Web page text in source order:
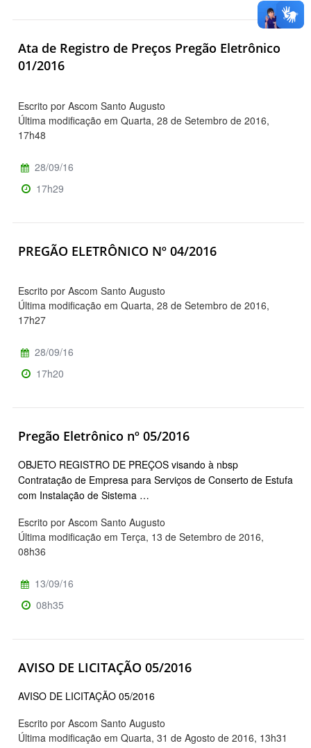
Ata de Registro de Preços Pregão Eletrônico
01/2016
Escrito por Ascom Santo Augusto
Última modificação em Quarta, 28 de Setembro de 2016,
17h48
28/09/16
17h29
PREGÃO ELETRÔNICO Nº 04/2016
Escrito por Ascom Santo Augusto
Última modificação em Quarta, 28 de Setembro de 2016,
17h27
28/09/16
17h20
Pregão Eletrônico nº 05/2016
OBJETO REGISTRO DE PREÇOS visando à nbsp
Contratação de Empresa para Serviços de Conserto de Estufa
com Instalação de Sistema …
Escrito por Ascom Santo Augusto
Última modificação em Terça, 13 de Setembro de 2016,
08h36
13/09/16
08h35
AVISO DE LICITAÇÃO 05/2016
AVISO DE LICITAÇÃO 05/2016
Escrito por Ascom Santo Augusto
Última modificação em Quarta, 31 de Agosto de 2016, 13h31